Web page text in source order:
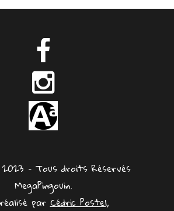
– Tous droits Réservés
MegaPingouin.
parCédric Postel,